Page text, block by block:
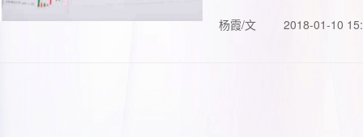
杨霞/文
2018-01-10